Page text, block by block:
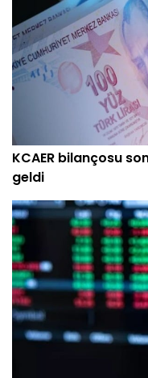
KCAER bilançosu
geldi